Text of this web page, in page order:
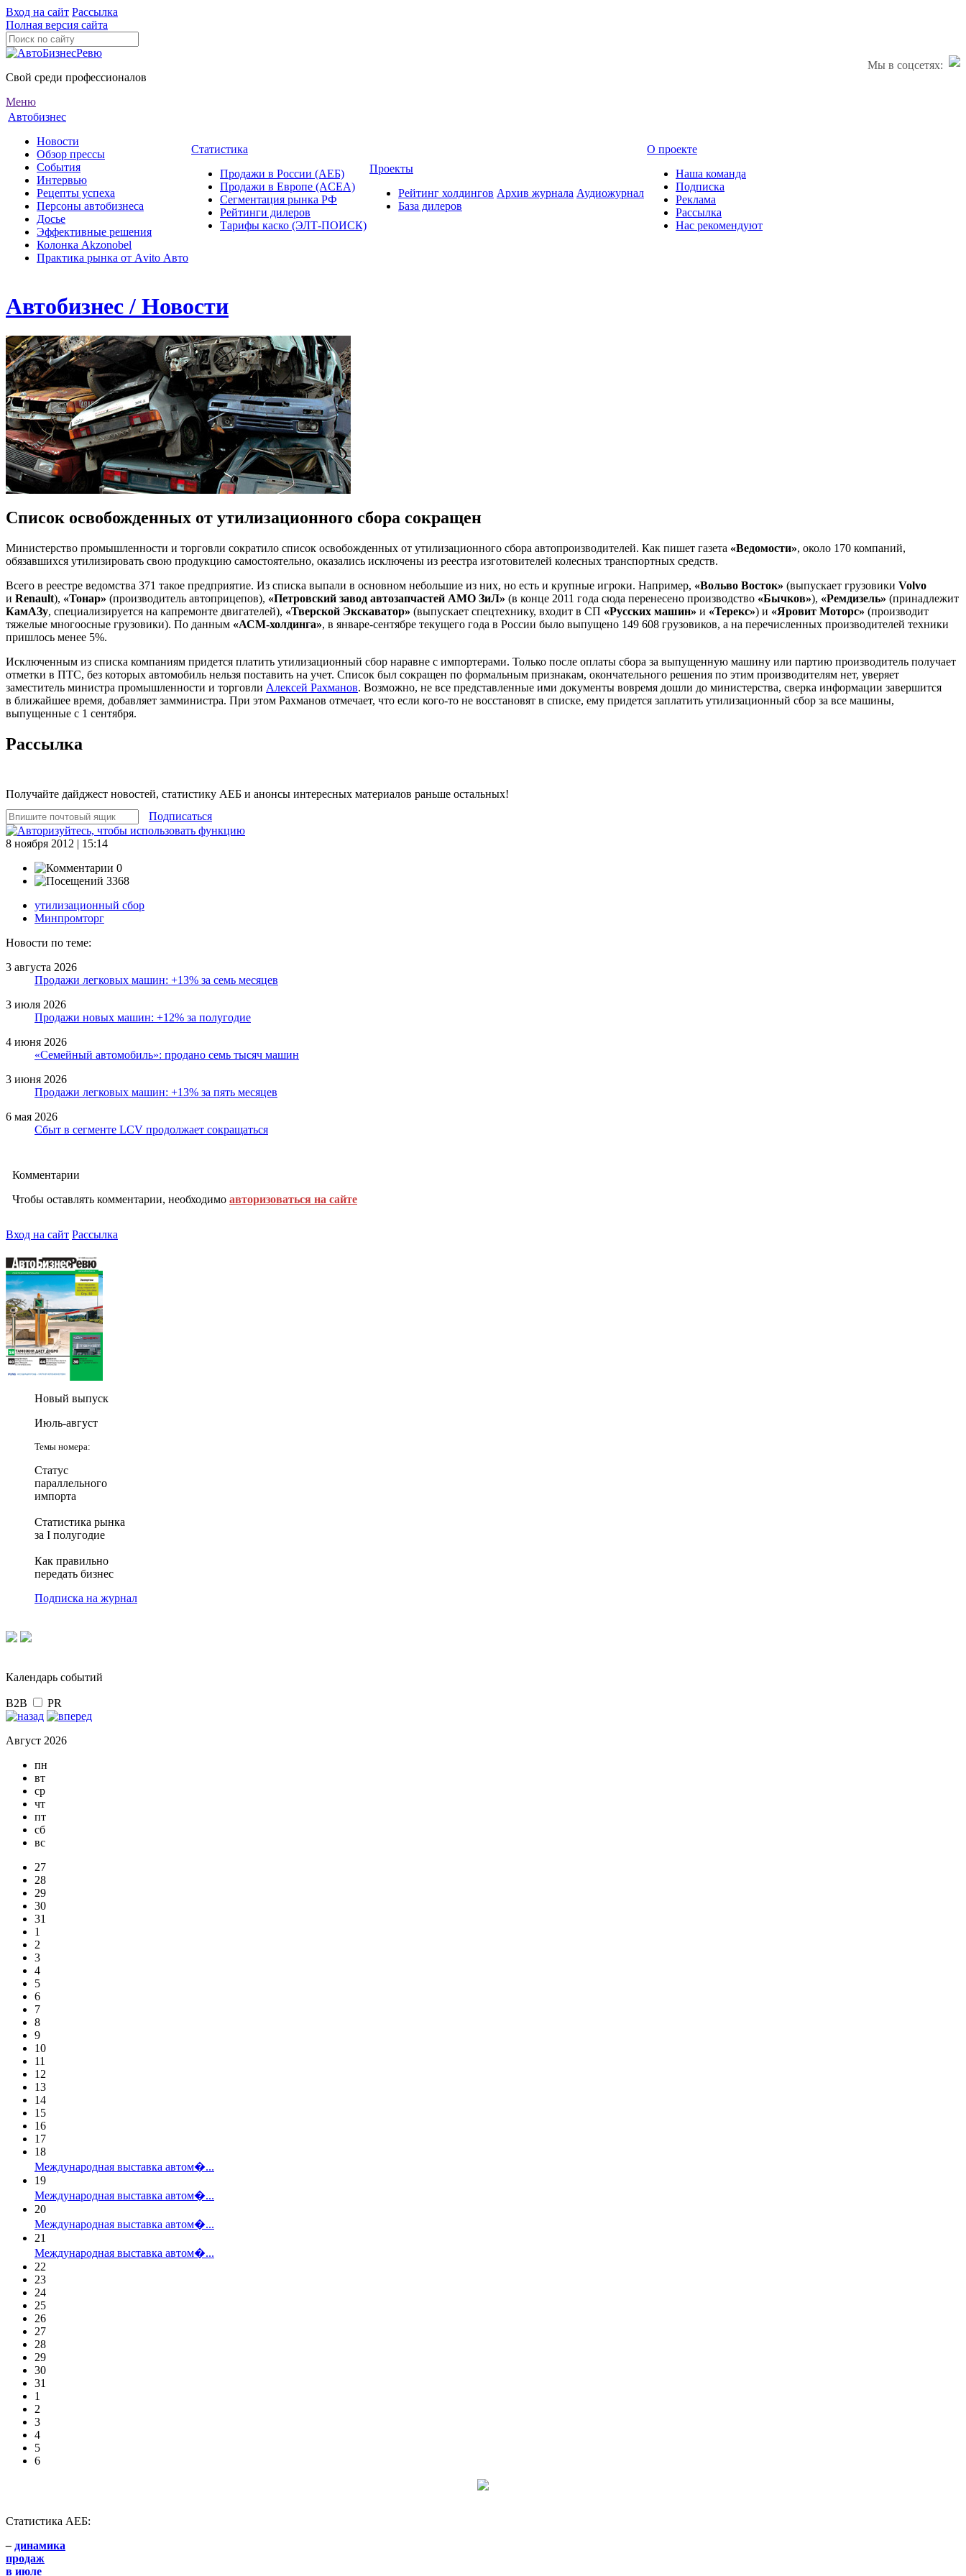
Вход на сайт Рассылка
Полная версия сайта
Мы в соцсетях:
Свой среди профессионалов
Меню
Автобизнес
Новости
Обзор прессы
События
Интервью
Рецепты успеха
Персоны автобизнеса
Досье
Эффективные решения
Колонка Akzonobel
Практика рынка от Аvito Авто
Статистика
Продажи в России (АЕБ)
Продажи в Европе (ACEA)
Сегментация рынка РФ
Рейтинги дилеров
Тарифы каско (ЭЛТ-ПОИСК)
Проекты
Рейтинг холдингов
База дилеров
Архив журнала Аудиожурнал
О проекте
Наша команда
Подписка
Реклама
Рассылка
Нас рекомендуют
Автобизнес / Новости
Список освобожденных от утилизационного сбора сокращен
Министерство промышленности и торговли сократило список освобожденных от утилизационного сбора автопроизводителей. Как пишет газета «Ведомости», около 170 компаний,
обязавшихся утилизировать свою продукцию самостоятельно, оказались исключены из реестра изготовителей колесных транспортных средств.
Всего в реестре ведомства 371 такое предприятие. Из списка выпали в основном небольшие из них, но есть и крупные игроки. Например, «Вольво Восток» (выпускает грузовики Volvo
и Renault), «Тонар» (производитель автоприцепов), «Петровский завод автозапчастей АМО ЗиЛ» (в конце 2011 года сюда перенесено производство «Бычков»), «Ремдизель» (принадлежит
КамАЗу, специализируется на капремонте двигателей), «Тверской Экскаватор» (выпускает спецтехнику, входит в СП «Русских машин» и «Терекс») и «Яровит Моторс» (производит
тяжелые многоосные грузовики). По данным «АСМ-холдинга», в январе-сентябре текущего года в России было выпущено 149 608 грузовиков, а на перечисленных производителей техники
пришлось менее 5%.
Исключенным из списка компаниям придется платить утилизационный сбор наравне с импортерами. Только после оплаты сбора за выпущенную машину или партию производитель получает
отметки в ПТС, без которых автомобиль нельзя поставить на учет. Список был сокращен по формальным признакам, окончательного решения по этим производителям нет, уверяет
заместитель министра промышленности и торговли Алексей Рахманов. Возможно, не все представленные ими документы вовремя дошли до министерства, сверка информации завершится
в ближайшее время, добавляет замминистра. При этом Рахманов отмечает, что если кого-то не восстановят в списке, ему придется заплатить утилизационный сбор за все машины,
выпущенные с 1 сентября.
Рассылка
Получайте дайджест новостей, статистику АЕБ и анонсы интересных материалов раньше остальных!
Подписаться
8 ноября 2012 | 15:14
0
3368
утилизационный сбор
Минпромторг
Новости по теме:
3 августа 2026
Продажи легковых машин: +13% за семь месяцев
3 июля 2026
Продажи новых машин: +12% за полугодие
4 июня 2026
«Семейный автомобиль»: продано семь тысяч машин
3 июня 2026
Продажи легковых машин: +13% за пять месяцев
6 мая 2026
Сбыт в сегменте LCV продолжает сокращаться
Комментарии
Чтобы оставлять комментарии, необходимо авторизоваться на сайте
Вход на сайт Рассылка
Новый выпуск
Июль-август
Темы номера:
Статус
параллельного
импорта
Статистика рынка
за I полугодие
Как правильно
передать бизнес
Подписка на журнал
Календарь событий
B2B PR
Август 2026
пн
вт
ср
чт
пт
сб
вс
27
28
29
30
31
1
2
3
4
5
6
7
8
9
10
11
12
13
14
15
16
17
18
Международная выставка автом�...
19
Международная выставка автом�...
20
Международная выставка автом�...
21
Международная выставка автом�...
22
23
24
25
26
27
28
29
30
31
1
2
3
4
5
6
Статистика АЕБ:
– динамика
продаж
в июле